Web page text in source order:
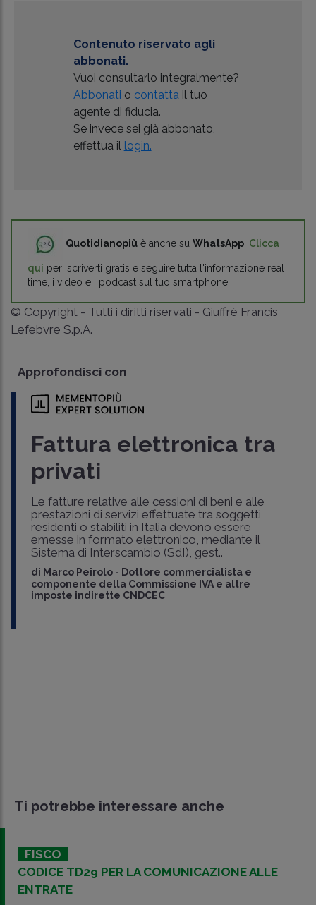
Contenuto riservato agli
abbonati.
Vuoi consultarlo integralmente?
Abbonati o contattail tuo
agente di fiducia.
Se invece sei già abbonato,
effettua il login.
Quotidianopiù è anche su WhatsApp! Clicca
qui per iscriverti gratis e seguire tutta l'informazione real
time, i video e i podcast sul tuo smartphone.
© Copyright - Tutti i diritti riservati - Giuffrè Francis
Lefebvre S.p.A.
Approfondisci con
Fattura elettronica tra
privati
Le fatture relative alle cessioni di beni e alle
prestazioni di servizi effettuate tra soggetti
residenti o stabiliti in Italia devono essere
emesse in formato elettronico, mediante il
Sistema di Interscambio (SdI), gest..
di Marco Peirolo - Dottore commercialista e
componente della Commissione IVA e altre
imposte indirette CNDCEC
Ti potrebbe interessare anche
FISCO
CODICE TD29 PER LA COMUNICAZIONE ALLE
ENTRATE